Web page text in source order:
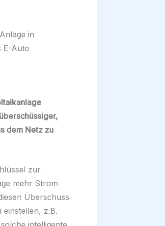
dem Netz zu
zur
mehr Strom
Überschuss
z.B.